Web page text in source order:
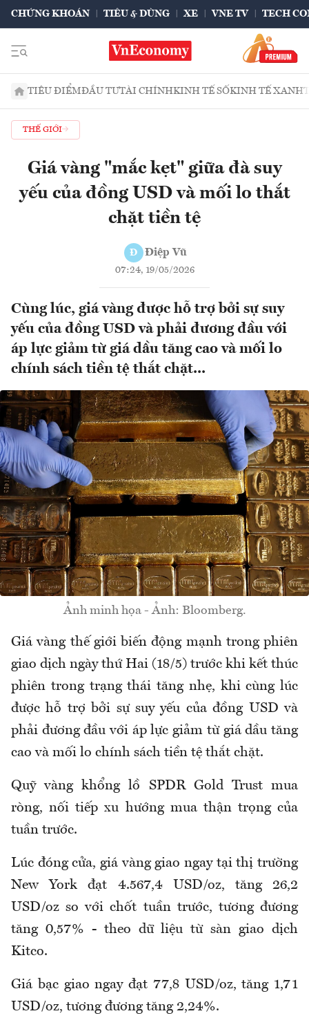
CHỨNG KHOÁN TIÊU & DÙNG XE VNE TV TECH
TIÊU ĐIỂMĐẦU TƯTÀI CHÍNHKINH TẾ SỐKINH TẾ XANH
THẾ GIỚI
Giá vàng "mắc kẹt" giữa đà suy
yếu của đồng USD và mối lo thắt
chặt tiền tệ
Đ Điệp Vũ
07:24, 19/05/2026
Cùng lúc, giá vàng được hỗ trợ bởi sự suy
yếu của đồng USD và phải đương đầu với
áp lực giảm từ giá dầu tăng cao và mối lo
chính sách tiền tệ thắt chặt...
Ảnh minh họa - Ảnh: Bloomberg.
Giá vàng thế giới biến động mạnh trong phiên
giao dịch ngày thứ Hai (18/5) trước khi kết thúc
phiên trong trạng thái tăng nhẹ, khi cùng lúc
được hỗ trợ bởi sự suy yếu của đồng USD và
phải đương đầu với áp lực giảm từ giá dầu tăng
cao và mối lo chính sách tiền tệ thắt chặt.
Quỹ vàng khổng lồ SPDR Gold Trust mua
ròng, nối tiếp xu hướng mua thận trọng của
tuần trước.
Lúc đóng cửa, giá vàng giao ngay tại thị trường
New York đạt 4.567,4 USD/oz, tăng 26,2
USD/oz so với chốt tuần trước, tương đương
tăng 0,57% - theo dữ liệu từ sàn giao dịch
Kitco.
Giá bạc giao ngay đạt 77,8 USD/oz, tăng 1,71
USD/oz, tương đương tăng 2,24%.